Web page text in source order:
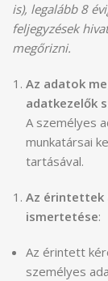
is), legalább 8
feljegyzések
megőrizni.
Az adatok
adatkezelők
A személyes
munkatársai
tartásával.
Az érintettek
ismertetése:
Az érintett
személyes